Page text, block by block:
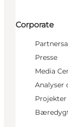
Corporate
Presse
Media
Analyser
Projekter